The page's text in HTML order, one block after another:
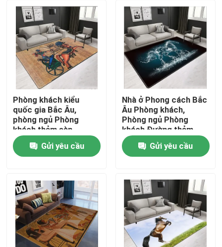
Video
Về chúng tôi
Tham quan nhà máy
Kiểm soát chất lượng
Yêu cầu báo giá
Thảm trải sàn
Thảm trải sàn phòng ngủ
Thảm Trải Sàn Phòng Khách
Phòng khách kiểu
quốc gia Bắc Âu,
phòng ngủ Phòng
khách thảm sàn
Gửi yêu cầu
Nhà ở Phong cách Bắc
Âu Phòng khách,
Phòng ngủ Phòng
khách Đường thảm
Gửi yêu cầu